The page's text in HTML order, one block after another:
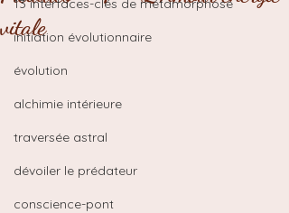
13 interfaces-clés de métamorphose
initiation évolutionnaire
évolution
alchimie intérieure
traversée astral
dévoiler le prédateur
conscience-pont
vitale